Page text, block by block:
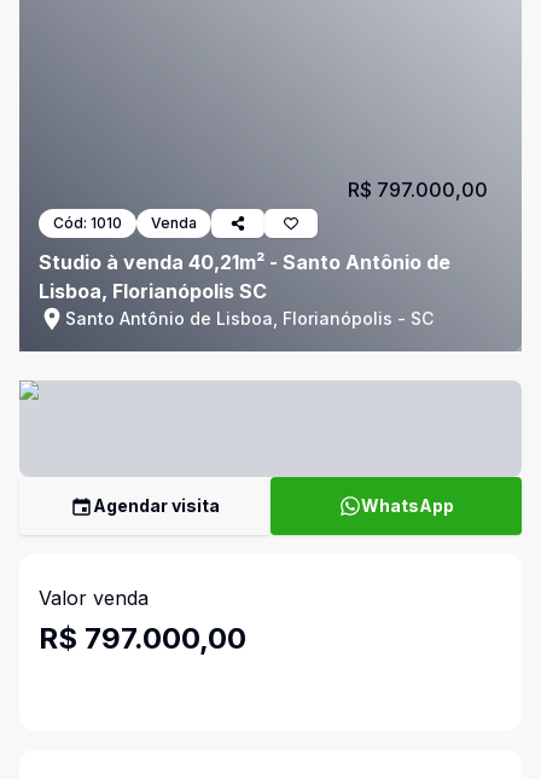
Cód: 1010 Venda
Studio à venda 40,21m² - Santo Antônio de
Lisboa, Florianópolis SC
Santo Antônio de Lisboa, Florianópolis - SC
R$ 797.000,00
Agendar visita WhatsApp
Valor venda
R$ 797.000,00